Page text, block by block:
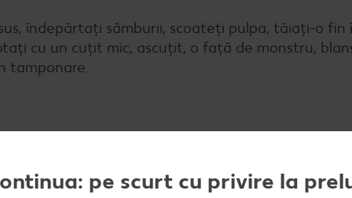
îndepărtaţi sâmburii, scoateţi pulpa, tăiaţi-o fin
cu un cuţit mic, ascuţit, o faţă de monstru,
tamponare.
usturoiul. Curăţaţi ţelina şi decojiţi morcovii,
roşiilor şi tăiaţi legumele cubuleţe fine.
pe scurt cu privire la